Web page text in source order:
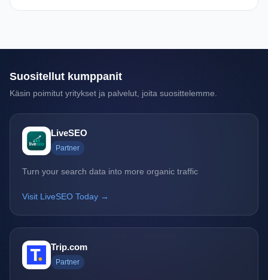
Suositellut kumppanit
Käsin poimitut yritykset ja palvelut, joita suosittelemme.
LiveSEO
Partner
Turn your search data into more organic traffic
Visit LiveSEO Today →
Trip.com
Partner